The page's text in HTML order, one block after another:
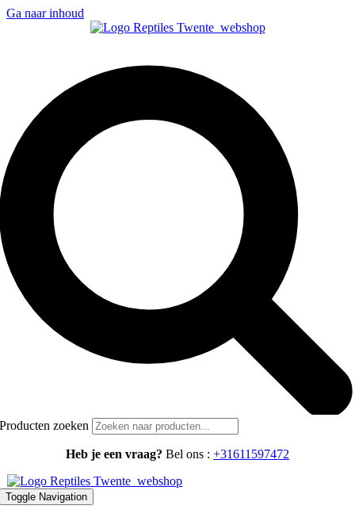
Ga naar inhoud
Producten zoeken
Heb je een vraag? Bel ons : +31611597472
Toggle Navigation